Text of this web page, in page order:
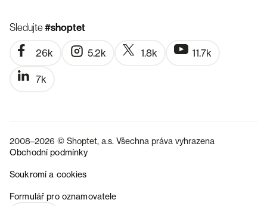
Sledujte#shoptet
26k 5.2k 1.8k 11.7k
7k
2008–2026 © Shoptet, a.s. Všechna práva vyhrazena
Obchodní podmínky
Soukromí a cookies
Formulář pro oznamovatele